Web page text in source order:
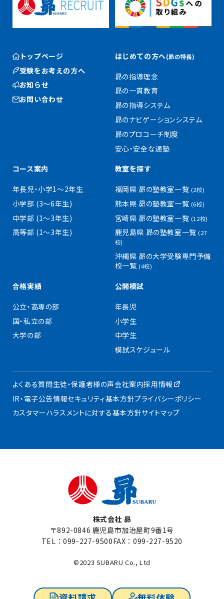
トップページ
受験をお考えの方へ
お知らせ
お問い合わせ
はじめての方へ(昴の特長)
昴の指導理念
昴の一貫教育
昴の指導システム
昴のナビゲーションシステム
昴のプロコーチ制度
安心・安全な通塾
コース案内
年長児・小学1〜2年生
小学部 (3〜6年生)
中学部 (1〜3年生)
高等部 (1〜3年生)
教室を探す
福岡県 昴の塾教室一覧 (2校)
熊本県 昴の塾教室一覧 (6校)
宮崎県 昴の塾教室一覧 (12校)
鹿児島県 昴の塾教室一覧(27
校)
沖縄県 昴の大学受験専門予備
校一覧 (4校)
合格実績
公立・高専の部
国・私立の部
大学の部
公開模試
年長児
小学生
中学生
模試スケジュール
よくある質問生徒・保護者様の声会社案内採用情報
IR・電子公告情報セキュリティ基本方針プライバシーポリシー
カスタマーハラスメントに対する基本方針サイトマップ
株式会社 昴
〒892-0846 鹿児島市加治屋町9番1号
TEL：099-227-9500FAX：099-227-9520
©2023 SUBARU Co., Ltd